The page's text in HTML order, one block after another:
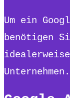
Um ein
benötigen